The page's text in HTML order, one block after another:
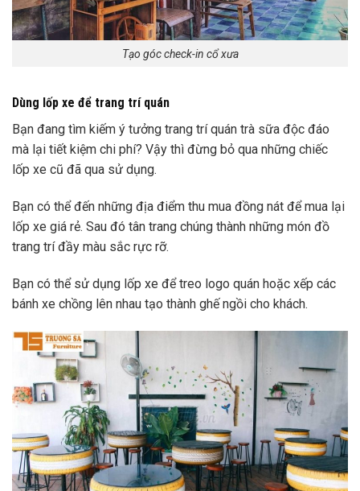
Tạo góc check-in cổ xưa
Dùng lốp xe để trang trí quán
Bạn đang tìm kiếm ý tưởng trang trí quán trà sữa độc đáo
mà lại tiết kiệm chi phí? Vậy thì đừng bỏ qua những chiếc
lốp xe cũ đã qua sử dụng.
Bạn có thể đến những địa điểm thu mua đồng nát để mua lại
lốp xe giá rẻ. Sau đó tân trang chúng thành những món đồ
trang trí đầy màu sắc rực rỡ.
Bạn có thể sử dụng lốp xe để treo logo quán hoặc xếp các
bánh xe chồng lên nhau tạo thành ghế ngồi cho khách.